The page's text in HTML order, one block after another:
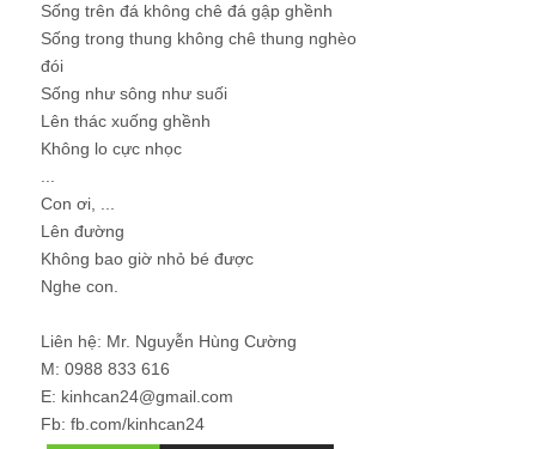
Sống trên đá không chê đá gập ghềnh
Sống trong thung không chê thung nghèo
đói
Sống như sông như suối
Lên thác xuống ghềnh
Không lo cực nhọc
Con ơi, ...
Lên đường
Không bao giờ nhỏ bé được
Nghe con.
Liên hệ: Mr. Nguyễn Hùng Cường
M: 0988 833 616
E: kinhcan24@gmail.com
Fb: fb.com/kinhcan24